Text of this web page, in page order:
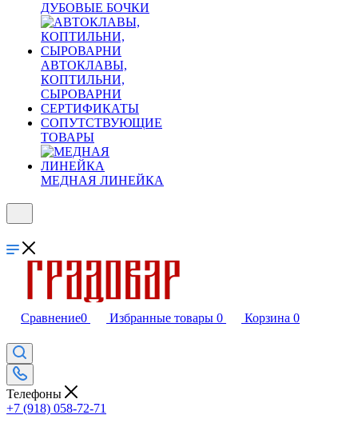
ДУБОВЫЕ БОЧКИ
АВТОКЛАВЫ,
КОПТИЛЬНИ,
СЫРОВАРНИ
СЕРТИФИКАТЫ
СОПУТСТВУЮЩИЕ
ТОВАРЫ
МЕДНАЯ ЛИНЕЙКА
Сравнение0 Избранные товары 0 Корзина 0
Телефоны
+7 (918) 058-72-71